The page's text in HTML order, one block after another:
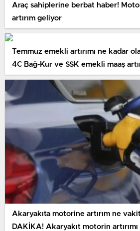
Araç sahiplerine berbat haber!
artırım geliyor
Temmuz emekli artırımı ne kadar
4C Bağ-Kur ve SSK emekli maaş
olacak?
Akaryakıta motorine artırım ne
DAKİKA! Akaryakıt motorin